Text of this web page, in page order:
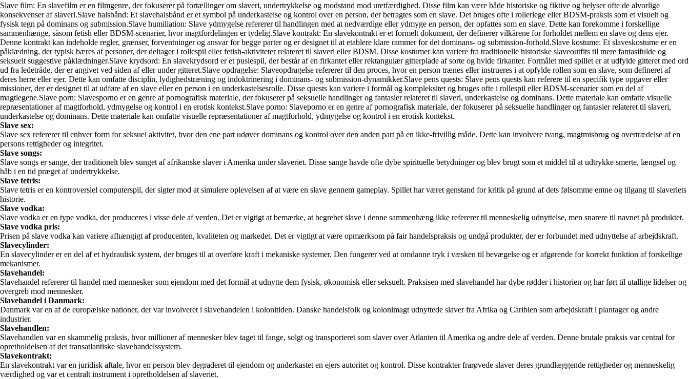
Slave film: En slavefilm er en filmgenre, der fokuserer på fortællinger om slaveri, undertrykkelse og modstand mod uretfærdighed. Disse film kan være både historiske og fiktive og belyser ofte de alvorlige
konsekvenser af slaveri.Slave halsbånd: Et slavehalsbånd er et symbol på underkastelse og kontrol over en person, der betragtes som en slave. Det bruges ofte i rollerlege eller BDSM-praksis som et visuelt og
fysisk tegn på dominans og submission.Slave humiliation: Slave ydmygelse refererer til handlingen med at nedværdige eller ydmyge en person, der opfattes som en slave. Dette kan forekomme i forskellige
sammenhænge, såsom fetish eller BDSM-scenarier, hvor magtfordelingen er tydelig.Slave kontrakt: En slavekontrakt er et formelt dokument, der definerer vilkårene for forholdet mellem en slave og dens ejer.
Denne kontrakt kan indeholde regler, grænser, forventninger og ansvar for begge parter og er designet til at etablere klare rammer for det dominans- og submission-forhold.Slave kostume: Et slaveskostume er en
påklædning, der typisk bæres af personer, der deltager i rollespil eller fetish-aktiviteter relateret til slaveri eller BDSM. Disse kostumer kan variere fra traditionelle historiske slaveoutfits til mere fantasifulde og
seksuelt suggestive påklædninger.Slave krydsord: En slavekrydsord er et puslespil, der består af en firkantet eller rektangulær gitterplade af sorte og hvide firkanter. Formålet med spillet er at udfylde gitteret med ord
ud fra ledetråde, der er angivet ved siden af eller under gitteret.Slave opdragelse: Slaveopdragelse refererer til den proces, hvor en person trænes eller instrueres i at opfylde rollen som en slave, som defineret af
deres herre eller ejer. Dette kan omfatte disciplin, lydighedstræning og indoktrinering i dominans- og submission-dynamikker.Slave pens quests: Slave pens quests kan referere til en specifik type opgaver eller
missioner, der er designet til at udføre af en slave eller en person i en underkastelsesrolle. Disse quests kan variere i formål og kompleksitet og bruges ofte i rollespil eller BDSM-scenarier som en del af
magtlegene.Slave porn: Slavesporno er en genre af pornografisk materiale, der fokuserer på seksuelle handlinger og fantasier relateret til slaveri, underkastelse og dominans. Dette materiale kan omfatte visuelle
repræsentationer af magtforhold, ydmygelse og kontrol i en erotisk kontekst.Slave porno: Slaveporno er en genre af pornografisk materiale, der fokuserer på seksuelle handlinger og fantasier relateret til slaveri,
underkastelse og dominans. Dette materiale kan omfatte visuelle repræsentationer af magtforhold, ydmygelse og kontrol i en erotisk kontekst.
Slave sex:
Slave sex refererer til enhver form for seksuel aktivitet, hvor den ene part udøver dominans og kontrol over den anden part på en ikke-frivillig måde. Dette kan involvere tvang, magtmisbrug og overtrædelse af en
persons rettigheder og integritet.
Slave songs:
Slave songs er sange, der traditionelt blev sunget af afrikanske slaver i Amerika under slaveriet. Disse sange havde ofte dybe spirituelle betydninger og blev brugt som et middel til at udtrykke smerte, længsel og
håb i en tid præget af undertrykkelse.
Slave tetris:
Slave tetris er en kontroversiel computerspil, der sigter mod at simulere oplevelsen af at være en slave gennem gameplay. Spillet har været genstand for kritik på grund af dets følsomme emne og tilgang til slaveriets
historie.
Slave vodka:
Slave vodka er en type vodka, der produceres i visse dele af verden. Det er vigtigt at bemærke, at begrebet slave i denne sammenhæng ikke refererer til menneskelig udnyttelse, men snarere til navnet på produktet.
Slave vodka pris:
Prisen på slave vodka kan variere afhængigt af producenten, kvaliteten og markedet. Det er vigtigt at være opmærksom på fair handelspraksis og undgå produkter, der er forbundet med udnyttelse af arbejdskraft.
Slavecylinder:
En slavecylinder er en del af et hydraulisk system, der bruges til at overføre kraft i mekaniske systemer. Den fungerer ved at omdanne tryk i væsken til bevægelse og er afgørende for korrekt funktion af forskellige
mekanismer.
Slavehandel:
Slavehandel refererer til handel med mennesker som ejendom med det formål at udnytte dem fysisk, økonomisk eller seksuelt. Praksisen med slavehandel har dybe rødder i historien og har ført til utallige lidelser og
overgreb mod mennesker.
Slavehandel i Danmark:
Danmark var en af de europæiske nationer, der var involveret i slavehandelen i kolonitiden. Danske handelsfolk og kolonimagt udnyttede slaver fra Afrika og Caribien som arbejdskraft i plantager og andre
industrier.
Slavehandlen:
Slavehandlen var en skammelig praksis, hvor millioner af mennesker blev taget til fange, solgt og transporteret som slaver over Atlanten til Amerika og andre dele af verden. Denne brutale praksis var central for
opretholdelsen af det transatlantiske slavehandelssystem.
Slavekontrakt:
En slavekontrakt var en juridisk aftale, hvor en person blev degraderet til ejendom og underkastet en ejers autoritet og kontrol. Disse kontrakter frarøvede slaver deres grundlæggende rettigheder og menneskelig
værdighed og var et centralt instrument i opretholdelsen af slaveriet.